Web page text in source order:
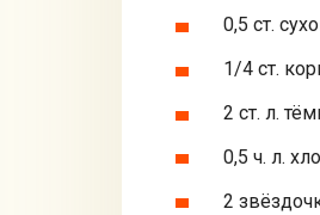
0,5 ст.
1/4 ст.
2 ст. л.
0,5 ч. л.
2